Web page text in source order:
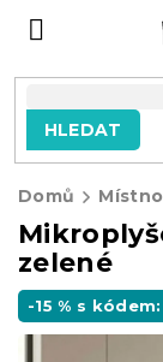
HLEDAT
Domů
zelené
-15 % s kódem: